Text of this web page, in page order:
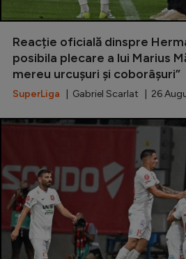
Reacție oficială dinspre
posibila plecare a lui Marius
mereu urcușuri și coborâșuri”
SuperLiga | Gabriel Scarlat | 26